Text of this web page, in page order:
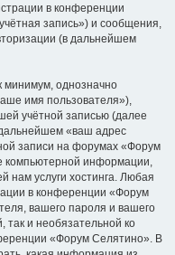
в конференции
запись») и сообщения,
(в дальнейшем
минимум, однозначно
имя пользователя»),
учётной записью (далее
«ваш адрес
записи на форумах «Форум
компьютерной информации,
услуги хостинга. Любая
в конференции «Форум
вашего пароля и вашего
так и необязательной ко
«Форум Селятино». В